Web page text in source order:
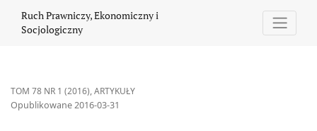
Ruch Prawniczy, Ekonomiczny i
Socjologiczny
TOM 78 NR 1 (2016),ARTYKUŁY
Opublikowane 2016-03-31